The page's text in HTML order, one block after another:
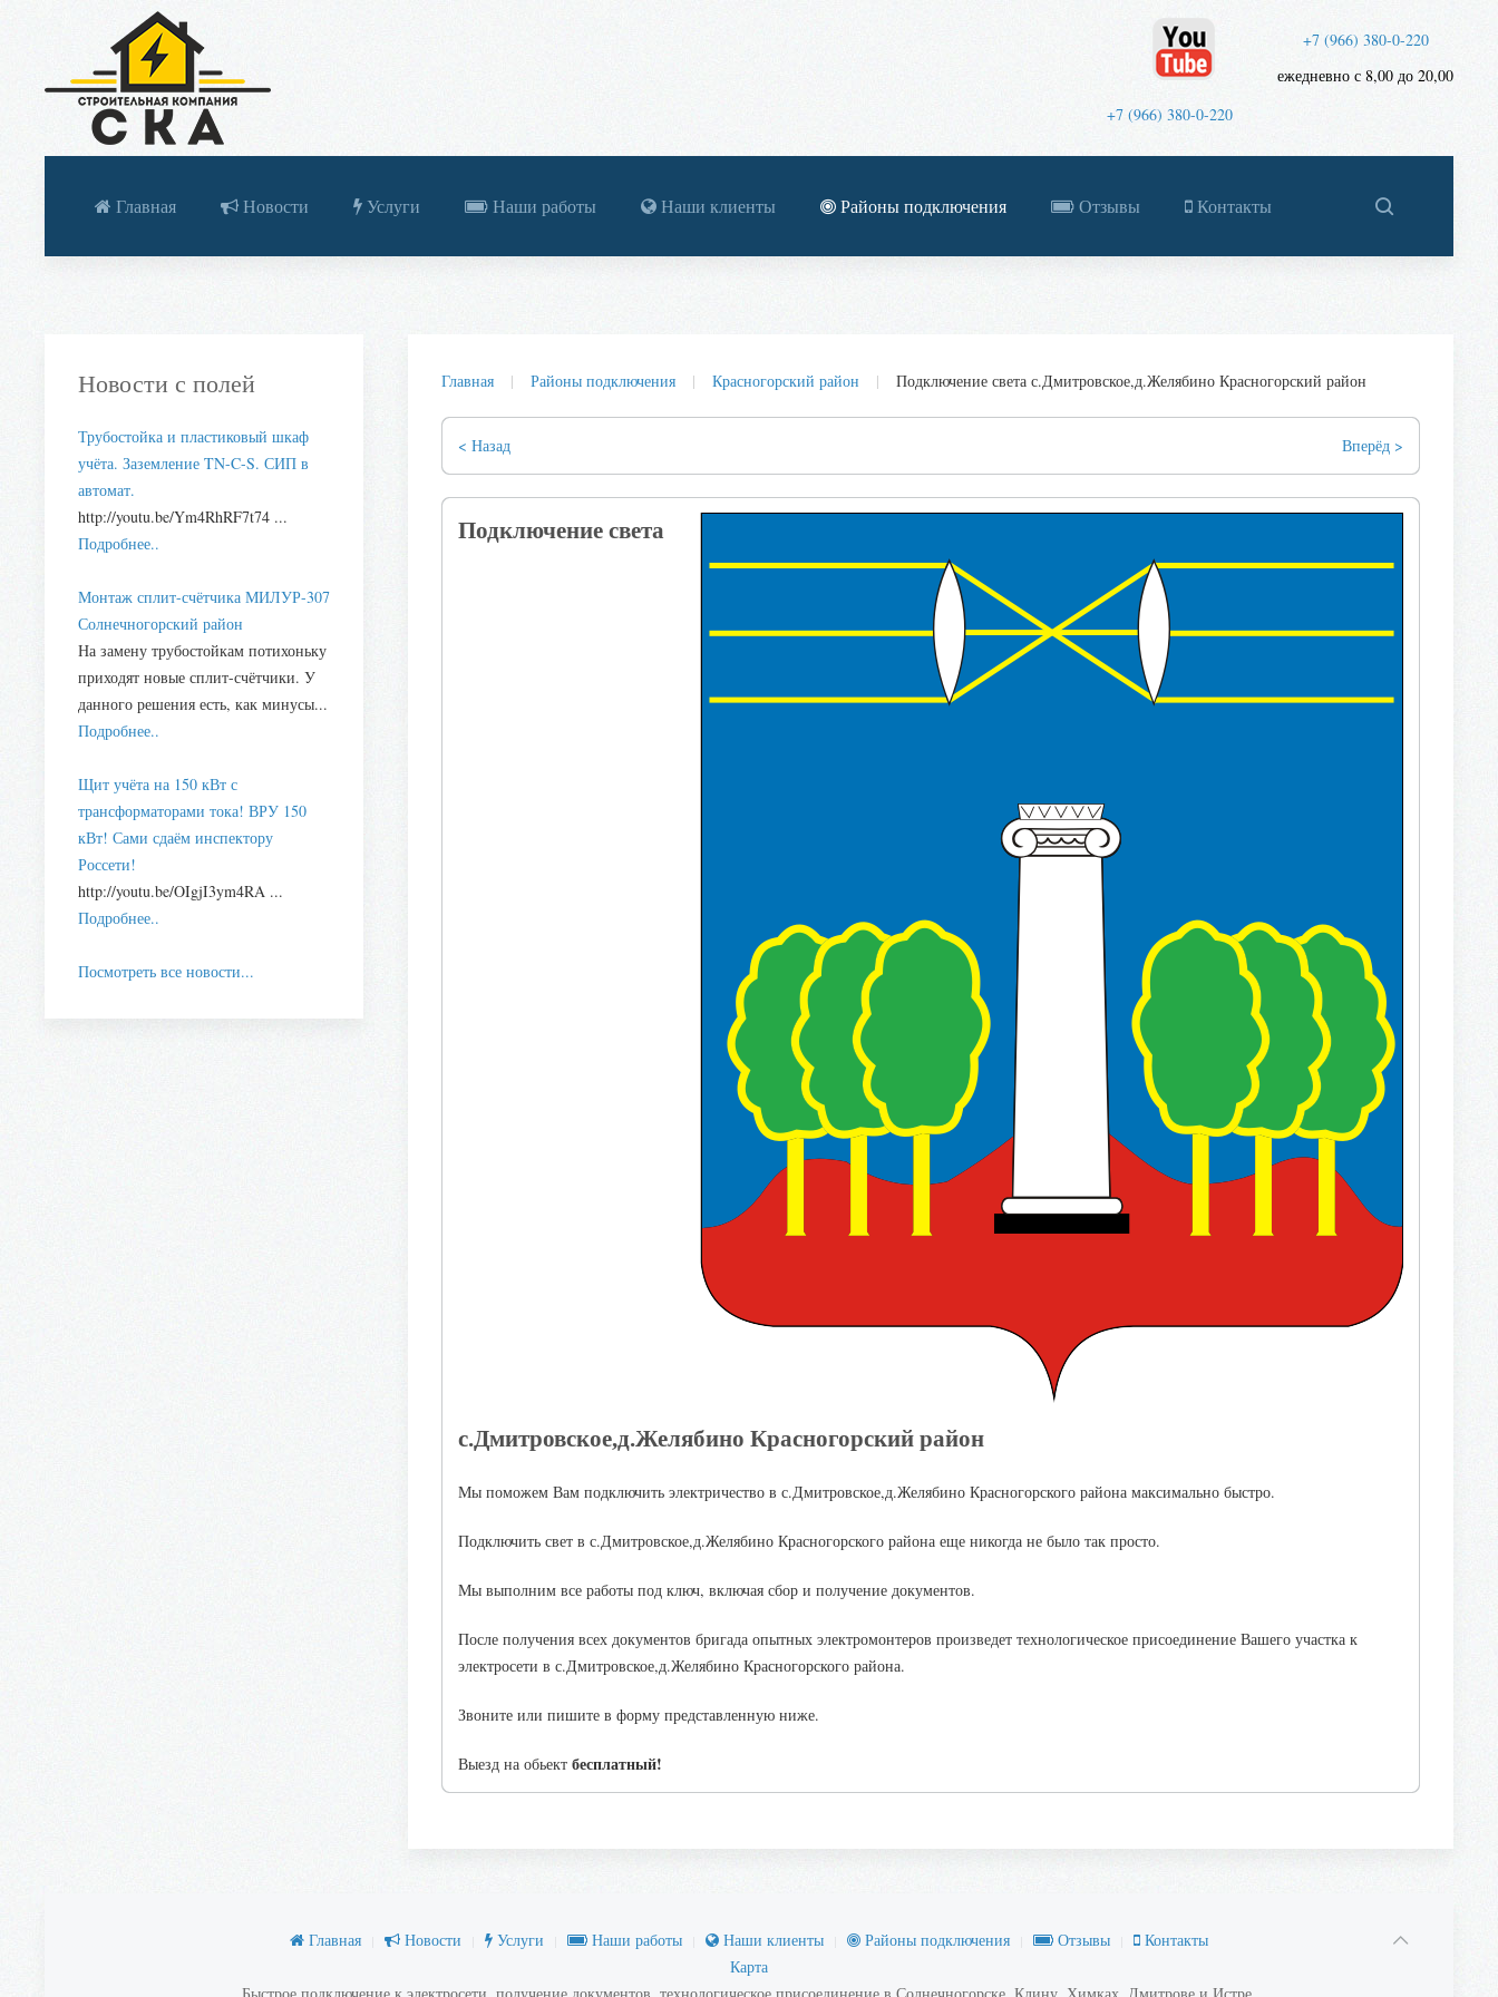
+7 (966) 380-0-220
ежедневно с 8,00 до 20,00
+7 (966) 380-0-220
Главная Новости Услуги Наши работы Наши клиенты Районы подключения Отзывы Контакты
Главная Районы подключения Красногорский район Подключение света с.Дмитровское,д.Желябино Красногорский район
< Назад Вперёд >
Подключение света
с.Дмитровское,д.Желябино Красногорский район
Мы поможем Вам подключить электричество в с.Дмитровское,д.Желябино Красногорского района максимально быстро.
Подключить свет в с.Дмитровское,д.Желябино Красногорского района еще никогда не было так просто.
Мы выполним все работы под ключ, включая сбор и получение документов.
После получения всех документов бригада опытных электромонтеров произведет технологическое присоединение Вашего участка к
электросети в с.Дмитровское,д.Желябино Красногорского района.
Звоните или пишите в форму представленную ниже.
Выезд на обьект бесплатный!
Новости с полей
Трубостойка и пластиковый шкаф
учёта. Заземление TN-C-S. СИП в
автомат.
http://youtu.be/Ym4RhRF7t74 ...
Подробнее..
Монтаж сплит-счётчика МИЛУР-307
Солнечногорский район
На замену трубостойкам потихоньку
приходят новые сплит-счётчики. У
данного решения есть, как минусы...
Подробнее..
Щит учёта на 150 кВт с
трансформаторами тока! ВРУ 150
кВт! Сами сдаём инспектору
Россети!
http://youtu.be/OIgjI3ym4RA ...
Подробнее..
Посмотреть все новости...
Главная Новости Услуги Наши работы Наши клиенты Районы подключения Отзывы
Контакты
Карта